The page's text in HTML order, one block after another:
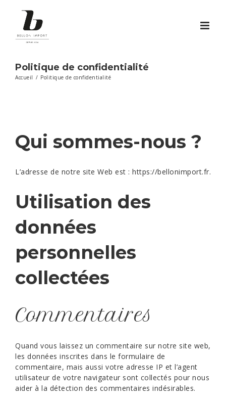
contenu
Politique de confidentialité
Accueil / Politique de confidentialité
Qui sommes-nous ?
L’adresse de notre site Web est : https://bellonimport.fr.
Utilisation des
données
personnelles
collectées
Commentaires
Quand vous laissez un commentaire sur notre site web,
les données inscrites dans le formulaire de
commentaire, mais aussi votre adresse IP et l’agent
utilisateur de votre navigateur sont collectés pour nous
aider à la détection des commentaires indésirables.